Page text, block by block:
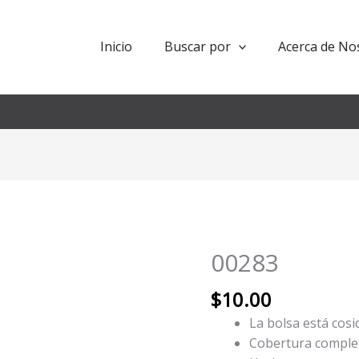
Inicio Buscar por Acerca de
00283
$10.00
La bolsa está
Cobertura
00283
cantidad